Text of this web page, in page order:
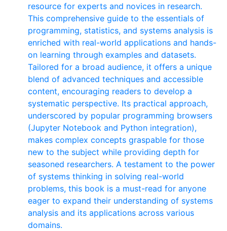
resource for experts and novices in research.
This comprehensive guide to the essentials of
programming, statistics, and systems analysis is
enriched with real-world applications and hands-
on learning through examples and datasets.
Tailored for a broad audience, it offers a unique
blend of advanced techniques and accessible
content, encouraging readers to develop a
systematic perspective. Its practical approach,
underscored by popular programming browsers
(Jupyter Notebook and Python integration),
makes complex concepts graspable for those
new to the subject while providing depth for
seasoned researchers. A testament to the power
of systems thinking in solving real-world
problems, this book is a must-read for anyone
eager to expand their understanding of systems
analysis and its applications across various
domains.